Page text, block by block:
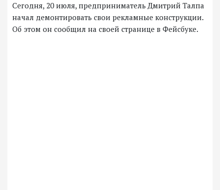
Сегодня, 20 июля, предприниматель Дмитрий Талпа
начал демонтировать свои рекламные конструкции.
Об этом он сообщил на своей странице в Фейсбуке.